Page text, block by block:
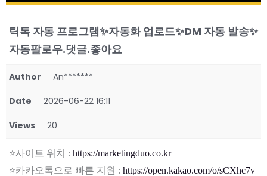
틱톡 자동 프로그램✨자동화 업로드✨DM 자동 발송✨
자동팔로우.댓글.좋아요
Author An*******
Date 2026-06-22 16:11
Views 20
⭐사이트 위치 : https://marketingduo.co.kr
⭐카카오톡으로 빠른 지원 : https://open.kakao.com/o/sCXhc7v